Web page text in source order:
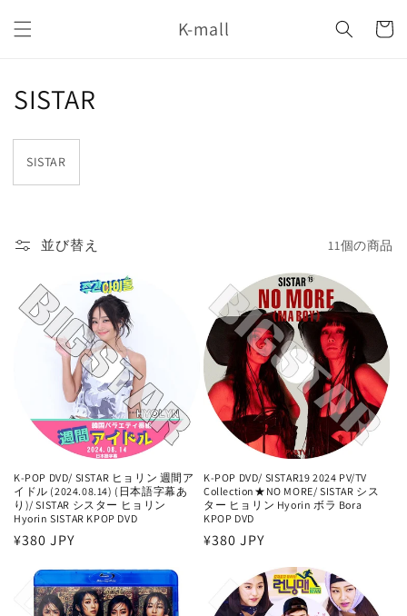
ンツに
進む
K-mall
ー
コ
レ
ク
ョ
ン
:
SISTAR
SISTAR
並び替え 11個の商品
K-POP DVD/ SISTAR ヒョリン 週間ア
イドル (2024.08.14) (日本語字幕あ
り)/ SISTAR シスター ヒョリン
Hyorin SISTAR KPOP DVD
通
¥380 JPY
K-POP DVD/ SISTAR19 2024 PV/TV
Collection★NO MORE/ SISTAR シス
ター ヒョリン Hyorin ボラ Bora
KPOP DVD
通
格
¥380 JPY